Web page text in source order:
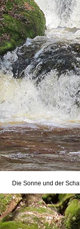
Die Sonne und der